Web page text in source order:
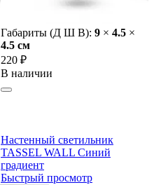
Габариты (Д Ш В): 9 × 4.5 ×
4.5 cм
220 ₽
В наличии
Настенный светильник
TASSEL WALL Синий
градиент
Быстрый просмотр